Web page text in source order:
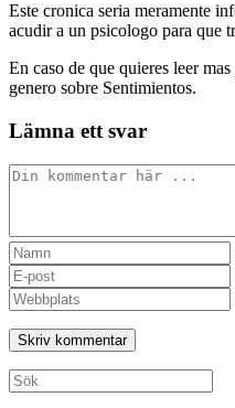
Este cronica seri­a meramente
acudir a un psicologo para que
En caso de que quieres leer
genero sobre Sentimientos.
Lämna ett svar
Kommentar
Ange
ditt
namn
eller
användarnamn
för
att
kommentera
Ange
din
e-
postadress
för
att
kommentera
Ange
URL
till
din
webbplats
(valfritt)
Sök
efter: